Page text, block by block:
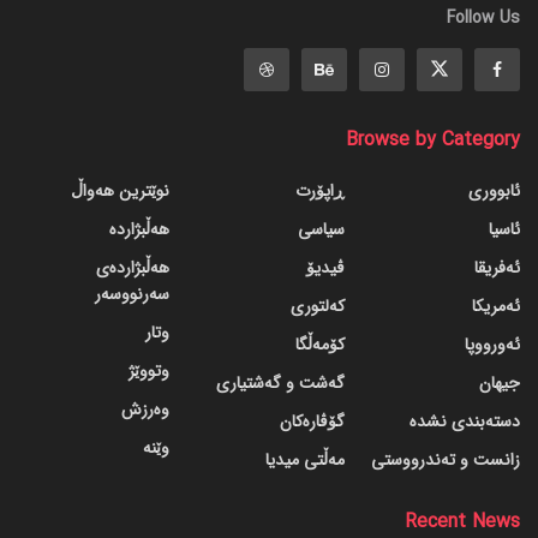
Follow Us
Browse by Category
ئابووری
ئاسیا
ئەفریقا
ئەمریکا
ئەورووپا
جیهان
دسته‌بندی نشده
زانست و تەندرووستی
ڕاپۆرت
سیاسی
ڤیدیۆ
کەلتوری
کۆمەڵگا
گه‌شت و گه‌شتیاری
گۆڤاره‌کان
مەڵتی میدیا
نوێترین هەواڵ
هەڵبژاردە
هەڵبژاردەی
سەرنووسەر
وتار
وتووێژ
وەرزش
وێنە
Recent News